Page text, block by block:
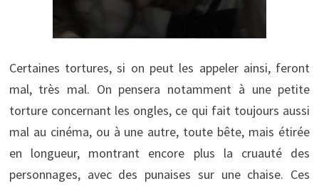
Certaines tortures, si on peut les appeler ainsi, feront
mal, très mal. On pensera notamment à une petite
torture concernant les ongles, ce qui fait toujours aussi
mal au cinéma, ou à une autre, toute bête, mais étirée
en longueur, montrant encore plus la cruauté des
personnages, avec des punaises sur une chaise. Ces